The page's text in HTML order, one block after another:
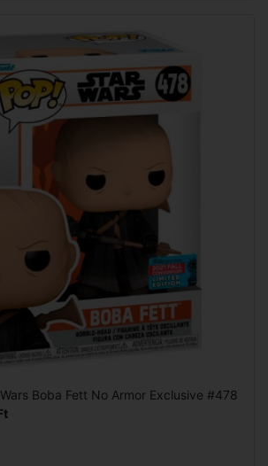
Boba Fett No Armor Exclusive #478